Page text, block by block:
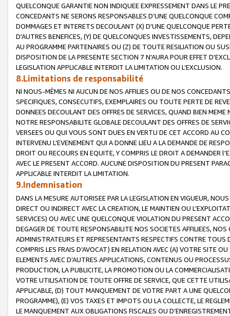
QUELCONQUE GARANTIE NON INDIQUEE EXPRESSEMENT DANS LE
CONCEDANTS NE SERONS RESPONSABLES D’UNE QUELCONQUE
DOMMAGES ET INTERETS DECOULANT (X) D'UNE QUELCONQUE
D'AUTRES BENEFICES, (Y) DE QUELCONQUES INVESTISSEMENTS,
AU PROGRAMME PARTENAIRES OU (Z) DE TOUTE RESILIATION OU
DISPOSITION DE LA PRESENTE SECTION 7 N'AURA POUR EFFET
LEGISLATION APPLICABLE INTERDIT LA LIMITATION OU L’EXCLUSION.
8.Limitations de responsabilité
NI NOUS-MÊMES NI AUCUN DE NOS AFFILIES OU DE NOS
SPECIFIQUES, CONSECUTIFS, EXEMPLAIRES OU TOUTE PERTE DE
DONNEES DECOULANT DES OFFRES DE SERVICES, QUAND BIEN
NOTRE RESPONSABILITE GLOBALE DECOULANT DES OFFRES DE
VERSEES OU QUI VOUS SONT DUES EN VERTU DE CET ACCORD AU
INTERVENU L’EVENEMENT QUI A DONNE LIEU A LA DEMANDE DE
DROIT OU RECOURS EN EQUITE, Y COMPRIS LE DROIT A DEMANDER
AVEC LE PRESENT ACCORD. AUCUNE DISPOSITION DU PRESENT
APPLICABLE INTERDIT LA LIMITATION.
9.Indemnisation
DANS LA MESURE AUTORISEE PAR LA LEGISLATION EN VIGUEUR,
DIRECT OU INDIRECT AVEC LA CREATION, LE MAINTIEN OU
SERVICES) OU AVEC UNE QUELCONQUE VIOLATION DU PRESENT
DEGAGER DE TOUTE RESPONSABILITE NOS SOCIETES AFFILIEES,
ADMINISTRATEURS ET REPRESENTANTS RESPECTIFS CONTRE
COMPRIS LES FRAIS D’AVOCAT) EN RELATION AVEC (A) VOTRE SITE
ELEMENTS AVEC D’AUTRES APPLICATIONS, CONTENUS OU
PRODUCTION, LA PUBLICITE, LA PROMOTION OU LA
VOTRE UTILISATION DE TOUTE OFFRE DE SERVICE, QUE CETTE
APPLICABLE, (D) TOUT MANQUEMENT DE VOTRE PART A UNE
PROGRAMME), (E) VOS TAXES ET IMPOTS OU LA COLLECTE, LE
LE MANQUEMENT AUX OBLIGATIONS FISCALES OU